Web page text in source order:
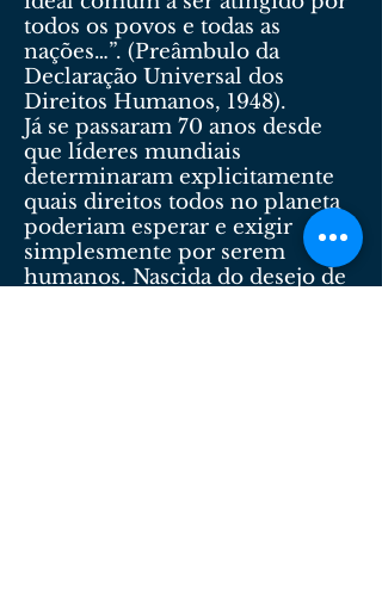
todos os povos e todas as
nações…”. (Preâmbulo da
Declaração Universal dos
Direitos Humanos, 1948).
Já se passaram 70 anos desde
que líderes mundiais
determinaram explicitamente
quais direitos todos no planeta
poderiam esperar e exigir
simplesmente por serem
humanos. Nascida do desejo de